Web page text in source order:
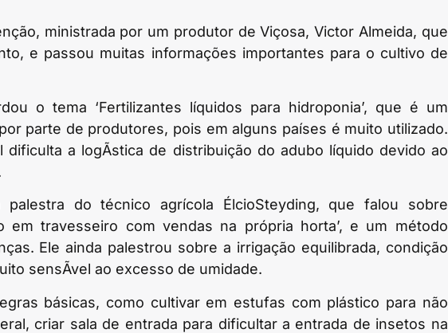
ministrada por um produtor de Viçosa, Victor Almeida, que
e passou muitas informações importantes para o cultivo de
o tema ‘Fertilizantes líquidos para hidroponia’, que é um
parte de produtores, pois em alguns países é muito utilizado.
dificulta a logÃ­stica de distribuição do adubo líquido devido ao
do técnico agrícola ÉlcioSteyding, que falou sobre
em travesseiro com vendas na própria horta’, e um método
Ele ainda palestrou sobre a irrigação equilibrada, condição
sensÃ­vel ao excesso de umidade.
básicas, como cultivar em estufas com plástico para não
criar sala de entrada para dificultar a entrada de insetos na